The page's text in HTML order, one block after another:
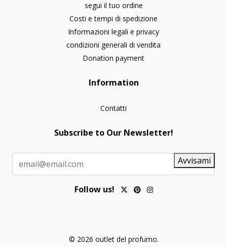
segui il tuo ordine
Costi e tempi di spedizione
Informazioni legali e privacy
condizioni generali di vendita
Donation payment
Information
Contatti
Subscribe to Our Newsletter!
Avvisami
Follow us!
© 2026 outlet del profumo.